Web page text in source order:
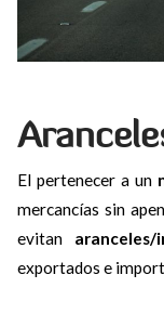
El pertenecer a un
mercancías sin
evitan aranceles/
exportados e